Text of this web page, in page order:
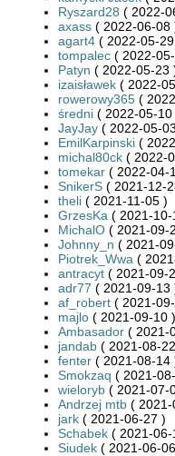
Ryszard28 ( 2022-
axass ( 2022-06-08
agart4 ( 2022-05-
tompalec ( 2022-
Patyn ( 2022-05-23
izaisławek ( 2022-
rowerowy365 (
średni ( 2022-05-10
JayJay ( 2022-05-
EmilKarpinski (
michal80ck ( 2022-
tomekar ( 2022-04-
SnikerS ( 2021-12-
theli ( 2021-11-05 )
GrzesKa ( 2021-10-
MichalO ( 2021-09-
Johnny_n ( 2021-
Piotrek_Wwa (
antracyt ( 2021-09-
adr77 ( 2021-09-13
af_robert ( 2021-
majlo ( 2021-09-10 )
Ambasador ( 2021-
jandab ( 2021-08-
fenter ( 2021-08-14
Smokzaq ( 2021-
wieloryb ( 2021-07-
Andrzej mtb ( 2021-
jark ( 2021-06-27 )
Schabek ( 2021-06-
Siudek ( 2021-06-